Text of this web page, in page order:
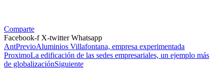
Comparte
Facebook-f X-twitter Whatsapp
AntPrevioAluminios Villafontana, empresa experimentada
ProximoLa edificación de las sedes empresariales, un ejemplo más
de globalizaciónSiguiente